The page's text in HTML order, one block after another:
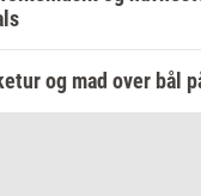
og mad over bål